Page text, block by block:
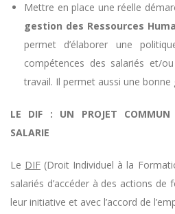
Mettre en place une réelle
gestion des Ressources
permet d’élaborer une
compétences des salariés et/
travail. Il permet aussi une
LE DIF :
UN PROJET
SALARIE
Le DIF (Droit Individuel à la
salariés d’accéder à des actions
leur initiative et avec l’accord de